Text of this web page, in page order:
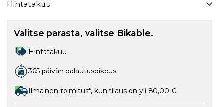
Hintatakuu
Valitse parasta, valitse Bikable.
Hintatakuu
365 päivän palautusoikeus
Ilmainen toimitus*, kun tilaus on yli 80,00 €